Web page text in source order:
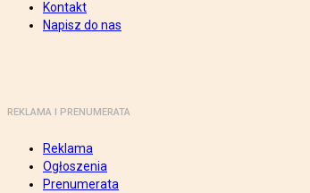
Kontakt
Napisz do nas
REKLAMA I PRENUMERATA
Reklama
Ogłoszenia
Prenumerata